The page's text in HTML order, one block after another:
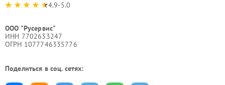
4.9-5.0
ООО "Русервис"
ИНН 7702633247
ОГРН 1077746335776
Поделиться в соц. сетях: